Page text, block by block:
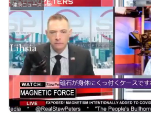
健康ニュース